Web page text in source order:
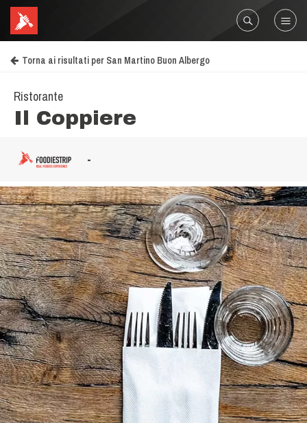
Torna ai risultati per San Martino Buon Albergo
Ristorante
Il Coppiere
-